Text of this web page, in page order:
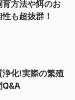
育方法や餌のお
も超抜群！
浄化!実際の繁殖
Q&A